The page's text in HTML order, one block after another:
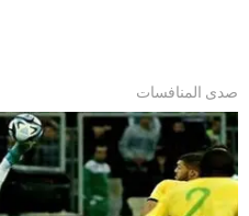
صدى المنافسات